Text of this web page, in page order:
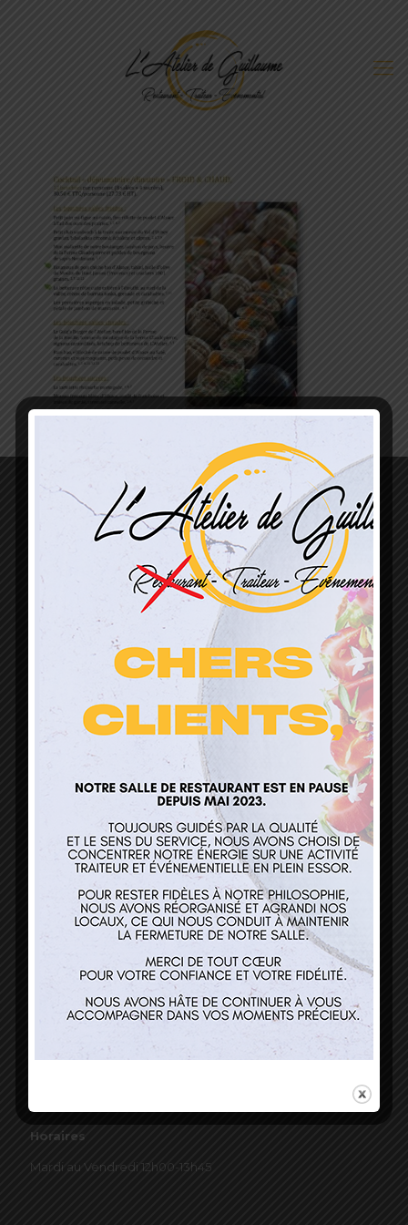
L’Atelier de Guillaume
1 Lieu Dit Sur Les Prés
68160 Sainte Marie Aux Mines
contact@atelierdeguillaume.fr
Nos services
Restaurant
Contact
Horaires
Mardi au Vendredi 12h00-13h45